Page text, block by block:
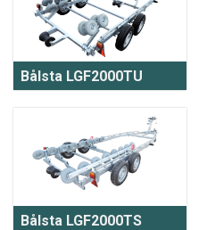
Bålsta LGF2000TU
Bålsta LGF2000TS